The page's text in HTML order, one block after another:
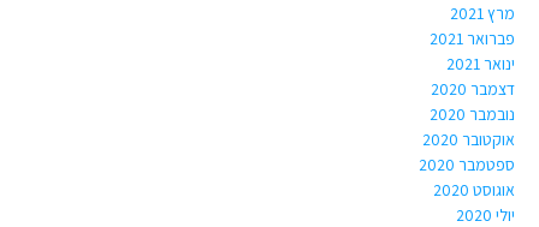
מרץ 2021
פברואר 2021
ינואר 2021
דצמבר 2020
נובמבר 2020
אוקטובר 2020
ספטמבר 2020
אוגוסט 2020
יולי 2020